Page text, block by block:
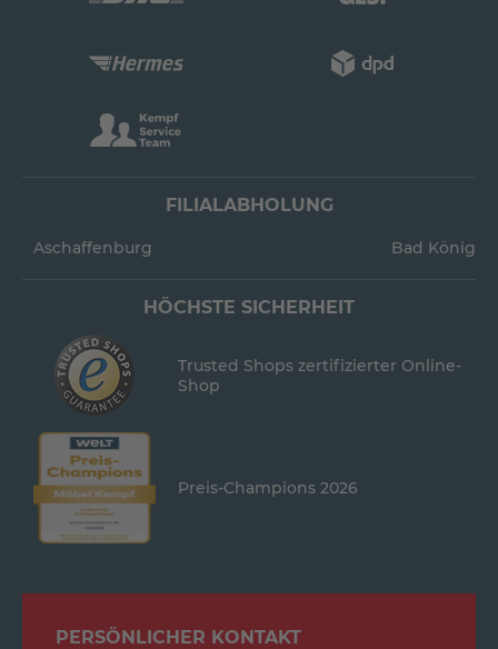
FILIALABHOLUNG
Aschaffenburg Bad König
HÖCHSTE SICHERHEIT
Trusted Shops zertifizierter Online-
Shop
Preis-Champions 2026
PERSÖNLICHER KONTAKT